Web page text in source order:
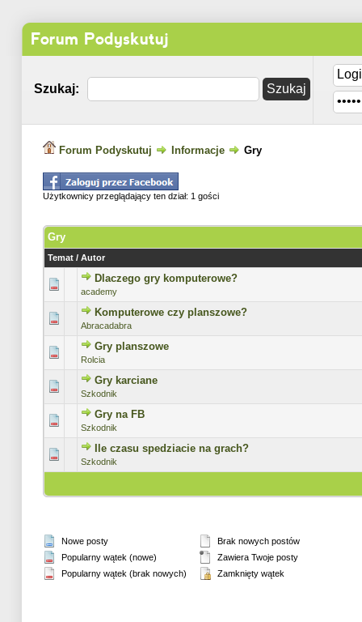
Forum Podyskutuj
Szukaj:
Forum Podyskutuj Informacje Gry
Użytkownicy przeglądający ten dział: 1 gości
Gry
Temat / Autor
Dlaczego gry komputerowe?
academy
0 głosów - średnia ocena: 0 na 5 gwiazdek
12345
Komputerowe czy planszowe?
Abracadabra
0 głosów - średnia ocena: 0 na 5 gwiazdek
1 234 5
Gry planszowe
Rolcia
0 głosów - średnia ocena: 0 na 5 gwiazdek
12
Gry karciane
Szkodnik
0 głosów - średnia ocena: 0 na 5 gwiazdek
Gry na FB
Szkodnik
0 głosów - średnia ocena: 0 na 5 gwiazdek
Ile czasu spedziacie na grach?
Szkodnik
0 głosów - średnia ocena: 0 na 5 gwiazdek
12345
Nowe posty
Popularny wątek (nowe)
Popularny wątek (brak nowych)
Brak nowych postów
Zawiera Twoje posty
Zamknięty wątek